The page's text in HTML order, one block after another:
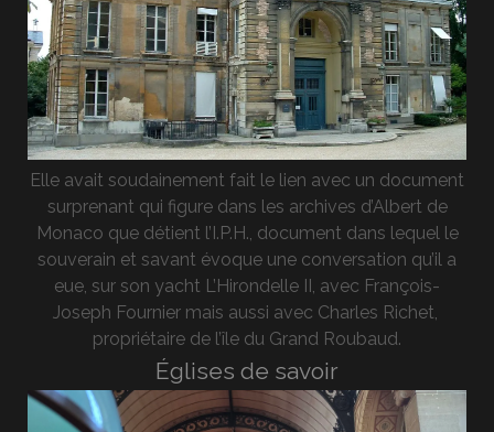
Elle avait soudainement fait le lien avec un document
surprenant qui figure dans les archives d’Albert de
Monaco que détient l’I.P.H., document dans lequel le
souverain et savant évoque une conversation qu’il a
eue, sur son yacht L’Hirondelle II, avec François-
Joseph Fournier mais aussi avec Charles Richet,
propriétaire de l’île du Grand Roubaud.
Églises de savoir